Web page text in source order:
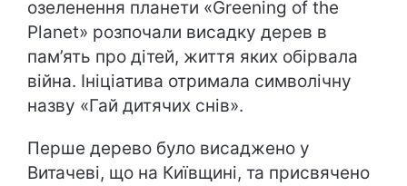
озеленення планети «Greening of the
Planet» розпочали висадку дерев в
пам’ять про дітей, життя яких обірвала
війна. Ініціатива отримала символічну
назву «Гай дитячих снів».
Перше дерево було висаджено у
Витачеві, що на Київщині, та присвячено